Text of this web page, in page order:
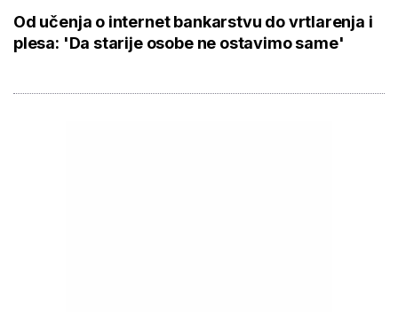
Od učenja o internet bankarstvu do vrtlarenja i
plesa: 'Da starije osobe ne ostavimo same'